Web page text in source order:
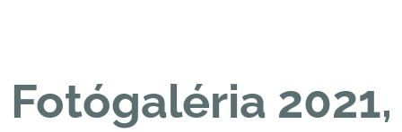
Fotógaléria 2021,